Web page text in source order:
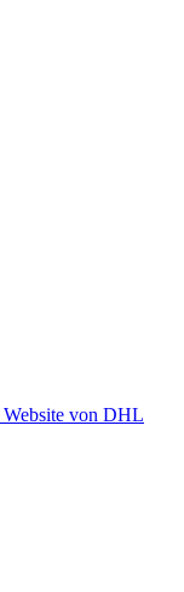
von DHL